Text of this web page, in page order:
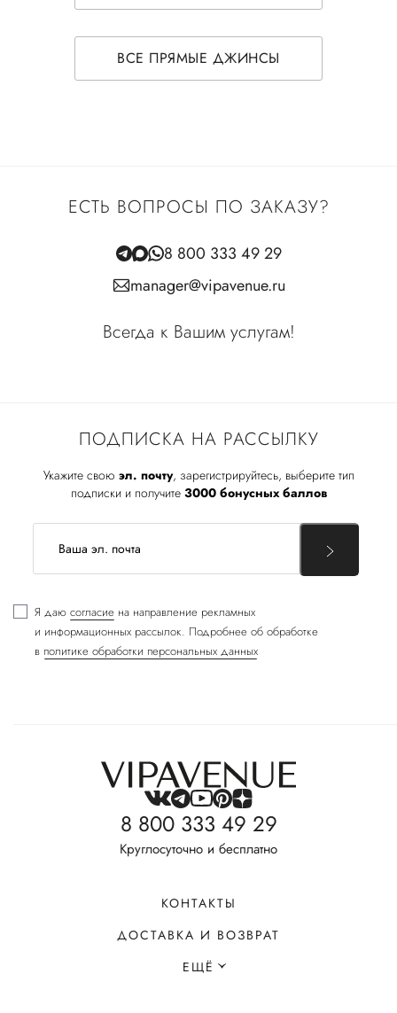
ВСЕ ПРЯМЫЕ ДЖИНСЫ
ПОДПИСКА НА РАССЫЛКУ
Укажите свою эл. почту, зарегистрируйтесь, выберите тип
подписки и получите 3000 бонусных баллов
Я даю согласие на направление рекламных
и информационных рассылок. Подробнее об обработке
в политике обработки персональных данных
ЕСТЬ ВОПРОСЫ ПО ЗАКАЗУ?
8 800 333 49 29
manager@vipavenue.ru
Всегда к Вашим услугам!
8 800 333 49 29
Круглосуточно и бесплатно
КОНТАКТЫ
ДОСТАВКА И ВОЗВРАТ
ЕЩЁ